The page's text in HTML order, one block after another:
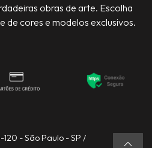
obras de arte. Escolha
de cores e modelos exclusivos.
- São Paulo - SP /